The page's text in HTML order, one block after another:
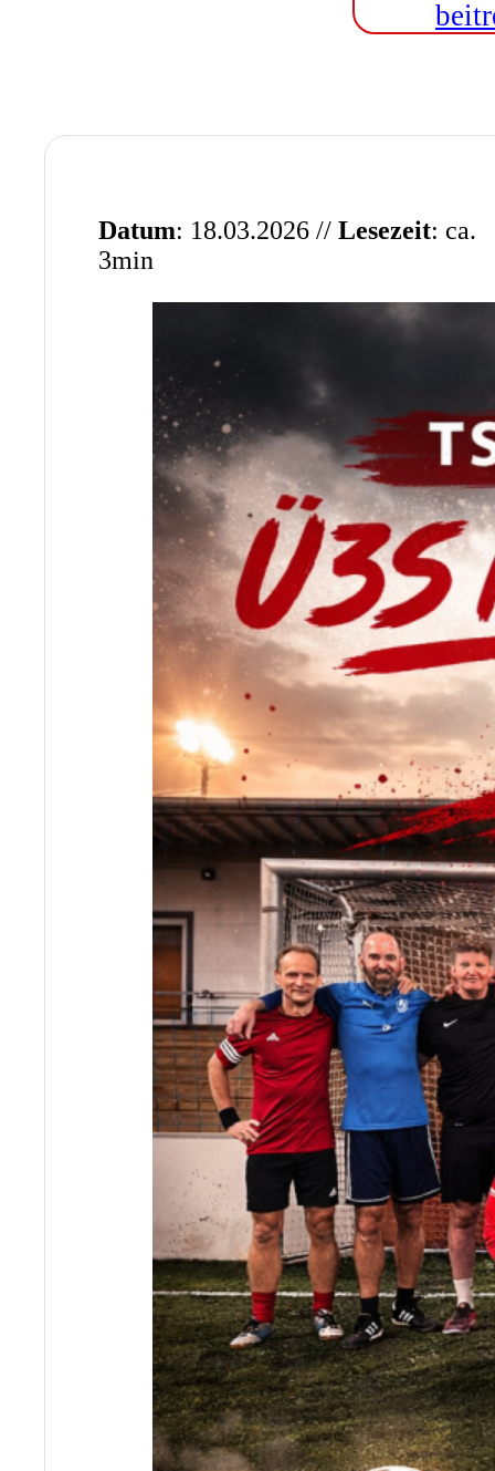
Datum: 18.03.2026 // Lesezeit: ca.
3min